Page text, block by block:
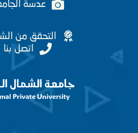
عدسة الجامعة
التحقق من الشهادة
اتصل بنا